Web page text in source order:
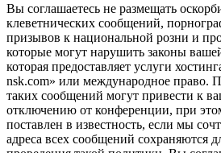
Вы соглашаетесь не размещать
клеветнических сообщений,
призывов к национальной розни и
которые могут нарушить законы
которая предоставляет услуги
nsk.com» или международное право.
таких сообщений могут привести к
отключению от конференции, при
поставлен в известность, если мы
адреса всех сообщений сохраняются